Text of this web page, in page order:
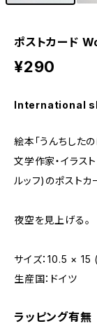
ポストカード
¥290
International
絵本「うんちした
文学作家・イラス
ルッフ)のポストカ
夜空を見上げる。
サイズ：10.5 × 15
生産国：ドイツ
ラッピング有無